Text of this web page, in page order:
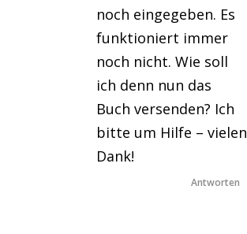
noch eingegeben. Es
funktioniert immer
noch nicht. Wie soll
ich denn nun das
Buch versenden? Ich
bitte um Hilfe – vielen
Dank!
Antworten